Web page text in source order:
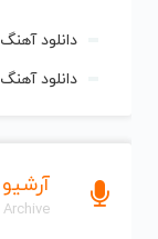
دانلود
دانلود